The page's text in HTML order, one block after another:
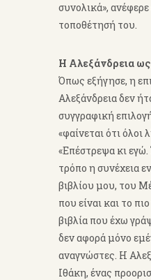
συνολικά»,
τοποθέτησή του.
Η Αλεξάνδρεια ως
Όπως εξήγησε, η
Αλεξάνδρεια δεν
συγγραφική
«φαίνεται ότι όλοι
«Επέστρεψα κι
τρόπο η συνέχεια
βιβλίου μου, του
που είναι και το
βιβλία που έχω
δεν αφορά μόνο
αναγνώστες. Η
Ιθάκη, ένας